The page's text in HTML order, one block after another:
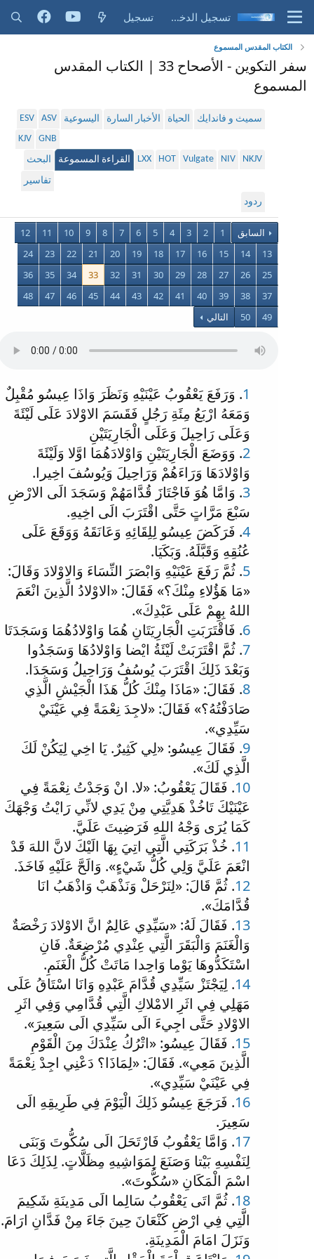
تسجيل الدخول تسجيل
الكتاب المقدس المسموع
سفر التكوين - الأصحاح 33 | الكتاب المقدس
المسموع
سميث و فاندايك الحياة الأخبار السارة اليسوعية ASV
ESV
GNB
KJV
NKJV
NIV
Vulgate
HOT
LXX القراءة المسموعة
البحث
تفاسير
ردود
السابق 1
2
3
4
5
6
7
8
9
10
11
12
13
14
15
16
17
18
19
20
21
22
23
24
25
26
27
28
29
30
31
32
33
34
35
36
37
38
39
40
41
42
43
44
45
46
47
48
49
50 التالي
1. وَرَفَعَ يَعْقُوبُ عَيْنَيْهِ وَنَظَرَ وَاذَا عِيسُو مُقْبِلٌ
وَمَعَهُ ارْبَعُ مِئَةِ رَجُلٍ فَقَسَمَ الاوْلادَ عَلَى لَيْئَةَ
وَعَلَى رَاحِيلَ وَعَلَى الْجَارِيَتَيْنِ
2. وَوَضَعَ الْجَارِيَتَيْنِ وَاوْلادَهُمَا اوَّلا وَلَيْئَةَ
وَاوْلادَهَا وَرَاءَهُمْ وَرَاحِيلَ وَيُوسُفَ اخِيرا.
3. وَامَّا هُوَ فَاجْتَازَ قُدَّامَهُمْ وَسَجَدَ الَى الارْضِ
سَبْعَ مَرَّاتٍ حَتَّى اقْتَرَبَ الَى اخِيهِ.
4. فَرَكَضَ عِيسُو لِلِقَائِهِ وَعَانَقَهُ وَوَقَعَ عَلَى
عُنُقِهِ وَقَبَّلَهُ. وَبَكَيَا.
5. ثُمَّ رَفَعَ عَيْنَيْهِ وَابْصَرَ النِّسَاءَ وَالاوْلادَ وَقَالَ:
«مَا هَؤُلاءِ مِنْكَ؟» فَقَالَ: «الاوْلادُ الَّذِينَ انْعَمَ
اللهُ بِهِمْ عَلَى عَبْدِكَ».
6. فَاقْتَرَبَتِ الْجَارِيَتَانِ هُمَا وَاوْلادُهُمَا وَسَجَدَتَا
7. ثُمَّ اقْتَرَبَتْ لَيْئَةُ ايْضا وَاوْلادُهَا وَسَجَدُوا
وَبَعْدَ ذَلِكَ اقْتَرَبَ يُوسُفُ وَرَاحِيلُ وَسَجَدَا.
8. فَقَالَ: «مَاذَا مِنْكَ كُلُّ هَذَا الْجَيْشِ الَّذِي
صَادَفْتُهُ؟» فَقَالَ: «لاجِدَ نِعْمَةً فِي عَيْنَيْ
سَيِّدِي».
9. فَقَالَ عِيسُو: «لِي كَثِيرٌ. يَا اخِي لِيَكُنْ لَكَ
الَّذِي لَكَ».
10. فَقَالَ يَعْقُوبُ: «لا. انْ وَجَدْتُ نِعْمَةً فِي
عَيْنَيْكَ تَاخُذْ هَدِيَّتِي مِنْ يَدِي لانِّي رَايْتُ وَجْهَكَ
كَمَا يُرَى وَجْهُ اللهِ فَرَضِيتَ عَلَيَّ.
11. خُذْ بَرَكَتِي الَّتِي اتِيَ بِهَا الَيْكَ لانَّ اللهَ قَدْ
انْعَمَ عَلَيَّ وَلِي كُلُّ شَيْءٍ». وَالَحَّ عَلَيْهِ فَاخَذَ.
12. ثُمَّ قَالَ: «لِنَرْحَلْ وَنَذْهَبْ وَاذْهَبُ انَا
قُدَّامَكَ».
13. فَقَالَ لَهُ: «سَيِّدِي عَالِمٌ انَّ الاوْلادَ رَخْصَةٌ
وَالْغَنَمَ وَالْبَقَرَ الَّتِي عِنْدِي مُرْضِعَةٌ. فَانِ
اسْتَكَدُّوهَا يَوْما وَاحِدا مَاتَتْ كُلُّ الْغَنَمِ.
14. لِيَجْتَزْ سَيِّدِي قُدَّامَ عَبْدِهِ وَانَا اسْتَاقُ عَلَى
مَهَلِي فِي اثَرِ الامْلاكِ الَّتِي قُدَّامِي وَفِي اثَرِ
الاوْلادِ حَتَّى اجِيءَ الَى سَيِّدِي الَى سَعِيرَ».
15. فَقَالَ عِيسُو: «اتْرُكُ عِنْدَكَ مِنَ الْقَوْمِ
الَّذِينَ مَعِي». فَقَالَ: «لِمَاذَا؟ دَعْنِي اجِدْ نِعْمَةً
فِي عَيْنَيْ سَيِّدِي».
16. فَرَجَعَ عِيسُو ذَلِكَ الْيَوْمَ فِي طَرِيقِهِ الَى
سَعِيرَ.
17. وَامَّا يَعْقُوبُ فَارْتَحَلَ الَى سُكُّوتَ وَبَنَى
لِنَفْسِهِ بَيْتا وَصَنَعَ لِمَوَاشِيهِ مِظَلَّاتٍ. لِذَلِكَ دَعَا
اسْمَ الْمَكَانِ «سُكُّوتَ».
18. ثُمَّ اتَى يَعْقُوبُ سَالِما الَى مَدِينَةِ شَكِيمَ
الَّتِي فِي ارْضِ كَنْعَانَ حِينَ جَاءَ مِنْ فَدَّانِ ارَامَ.
وَنَزَلَ امَامَ الْمَدِينَةِ.